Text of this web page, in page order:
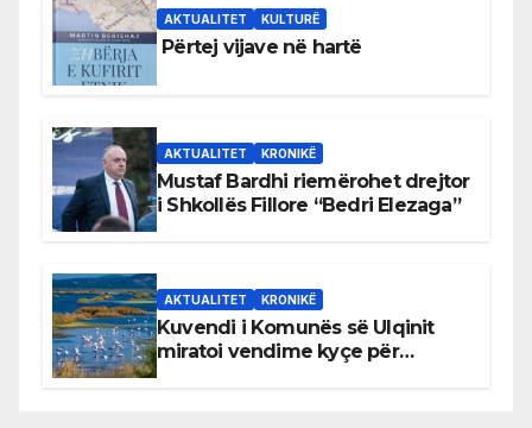
AKTUALITET KULTURË
Përtej vijave në hartë
AKTUALITET KRONIKË
Mustaf Bardhi riemërohet drejtor
i Shkollës Fillore “Bedri Elezaga”
AKTUALITET KRONIKË
Kuvendi i Komunës së Ulqinit
miratoi vendime kyçe për